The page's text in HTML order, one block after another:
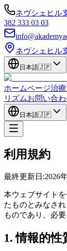
ネヴシェヒル
382 333 03 03
ネヴシェヒル
日本語🇯🇵
ホームページ治
リズムお問い合
日本語🇯🇵
利用規約
最終更新日:2026
本ウェブサイト
たものとみなさ
ものであり、必
1. 情報的性